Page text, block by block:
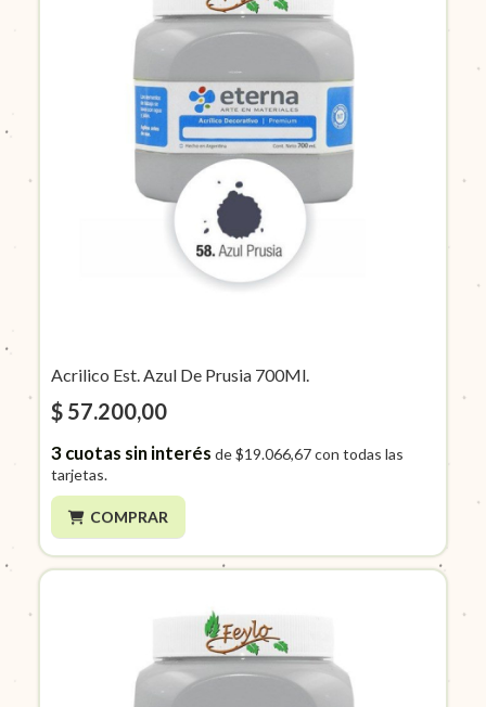
Acrilico Est. Azul De Prusia 700Ml.
$ 57.200,00
3cuotas sin interés de$19.066,67con todas las
tarjetas.
COMPRAR